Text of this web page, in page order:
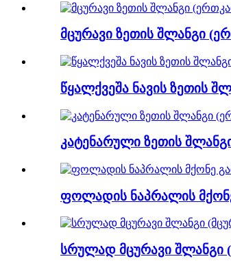
მცურავი ზეთის შლანგი
წყალქვეშა ნავის ზეთის
კატენარული ზეთის
ფოლადის ნაპრალის
სრულად მცურავი შლანგი